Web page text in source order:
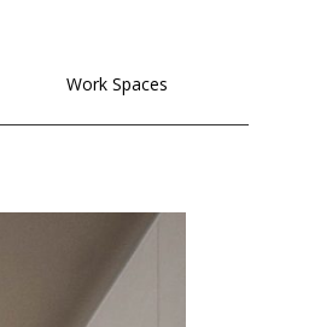
Work Spaces